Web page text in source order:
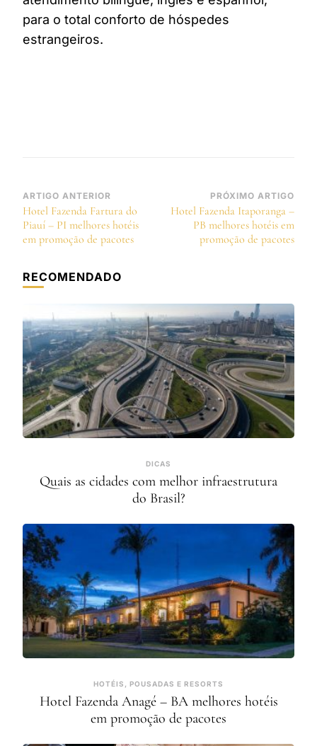
para o total conforto de hóspedes
estrangeiros.
Navegação
de
post
ARTIGO ANTERIOR
Hotel Fazenda Fartura do
Piauí – PI melhores hotéis
em promoção de pacotes
PRÓXIMO ARTIGO
Hotel Fazenda Itaporanga –
PB melhores hotéis em
promoção de pacotes
RECOMENDADO
DICAS
Quais as cidades com melhor infraestrutura
do Brasil?
HOTÉIS, POUSADAS E RESORTS
Hotel Fazenda Anagé – BA melhores hotéis
em promoção de pacotes